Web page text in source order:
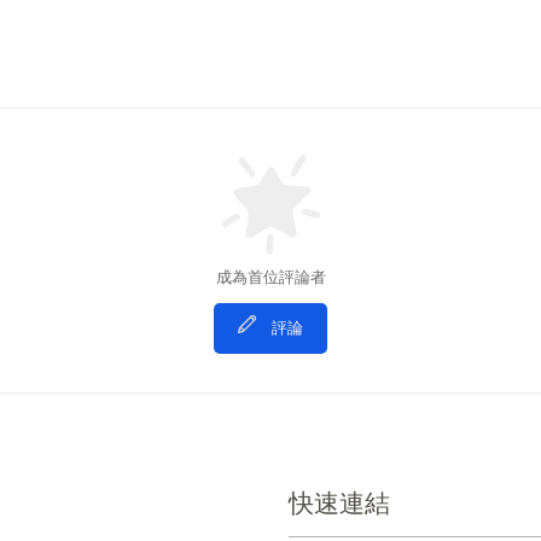
成為首位評論者
評論
快速連結